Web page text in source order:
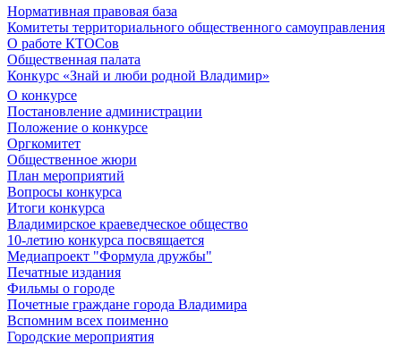
Нормативная правовая база
Комитеты территориального общественного самоуправления
О работе КТОСов
Общественная палата
Конкурс «Знай и люби родной Владимир»
О конкурсе
Постановление администрации
Положение о конкурсе
Оргкомитет
Общественное жюри
План мероприятий
Вопросы конкурса
Итоги конкурса
Владимирское краеведческое общество
10-летию конкурса посвящается
Медиапроект "Формула дружбы"
Печатные издания
Фильмы о городе
Почетные граждане города Владимира
Вспомним всех поименно
Городские мероприятия